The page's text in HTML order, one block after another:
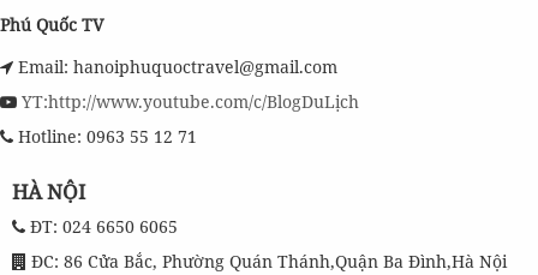
Phú Quốc TV
Email: hanoiphuquoctravel@gmail.com
YT:http://www.youtube.com/c/BlogDuLịch
Hotline: 0963 55 12 71
HÀ NỘI
ĐT: 024 6650 6065
ĐC: 86 Cửa Bắc, Phường Quán Thánh,Quận Ba Đình,Hà Nội